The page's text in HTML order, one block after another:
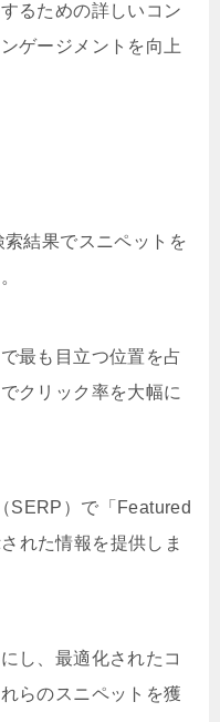
るための詳しいコン
ゲージメントを向上
結果でスニペットを
最も目立つ位置を占
クリック率を大幅に
SERP）で「Featured
れた情報を提供しま
し、最適化されたコ
らのスニペットを獲